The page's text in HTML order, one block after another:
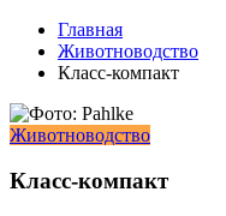
Главная
Животноводство
Класс-компакт
Животноводство
Класс-компакт